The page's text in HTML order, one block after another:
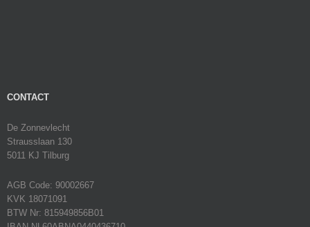
CONTACT
De Zonnevlecht
Strausslaan 130
5011 KJ Tilburg
AGB Code: 90002667
KVK 18071091
BTW Nr: 815949856B01